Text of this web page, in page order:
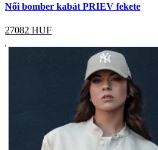
Női bomber kabát PRIEV fekete
27082 HUF